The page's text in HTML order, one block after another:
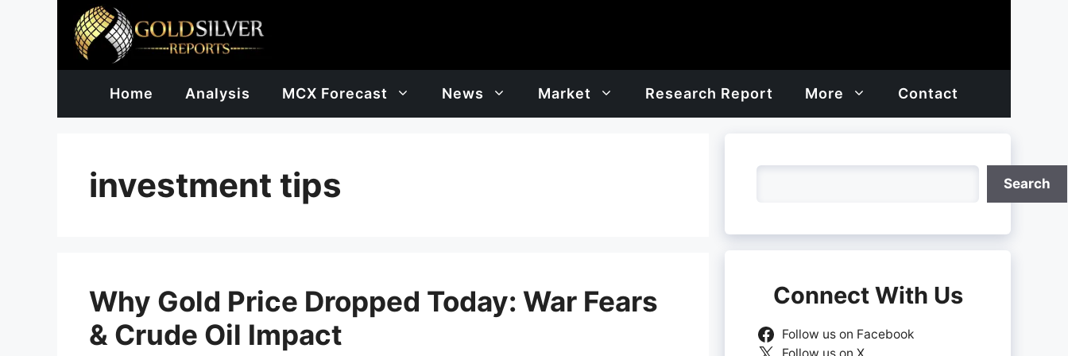
Home Analysis MCX Forecast News Market Research Report More Contact
investment tips
Why Gold Price Dropped Today: War Fears
& Crude Oil Impact
Search
Connect With Us
Follow us on Facebook